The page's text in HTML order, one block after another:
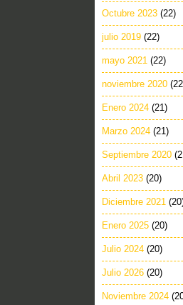
Octubre 2023 (22)
julio 2019 (22)
mayo 2021 (22)
noviembre 2020
Enero 2024 (21)
Marzo 2024 (21)
Septiembre 2020
Abril 2023 (20)
Diciembre 2021
Enero 2025 (20)
Julio 2024 (20)
Julio 2026 (20)
Noviembre 2024